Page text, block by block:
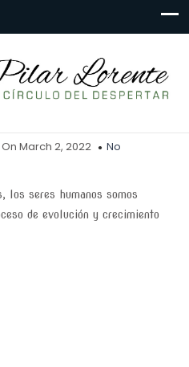
cerrar
On March 2, 2022
No
los seres humanos somos
de evolución y crecimiento